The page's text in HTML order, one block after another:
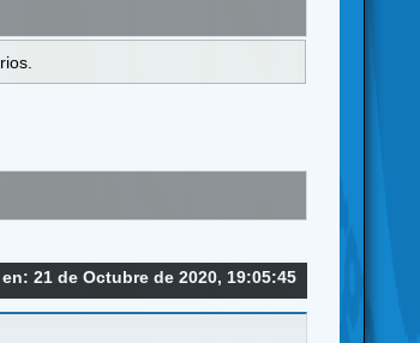
en: 21 de Octubre de 2020, 19:05:45